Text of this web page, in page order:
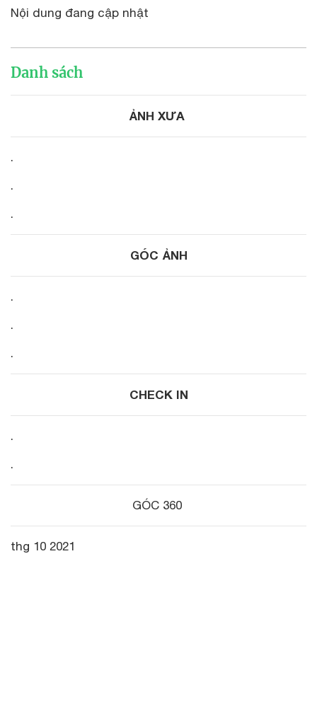
Nội dung đang cập nhật
Danh sách
ẢNH XƯA
.
.
.
GÓC ẢNH
.
.
.
CHECK IN
.
.
GÓC 360
thg 10 2021